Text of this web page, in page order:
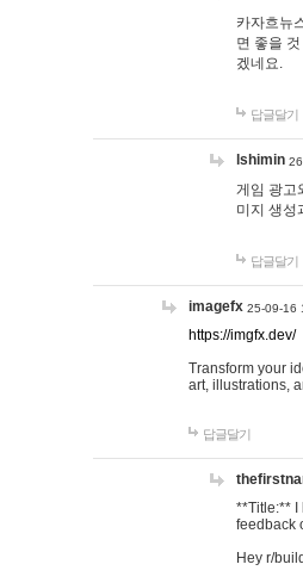
카자흐뉴
면 좋을
겠네요.
답글달기
lshimin
게임 광고
미지 생성
답글달기
imagefx 25-09-16
https://imgfx.dev/
Transform your
art, illustrations,
답글달기
**Title:** I
feedback
Hey r/